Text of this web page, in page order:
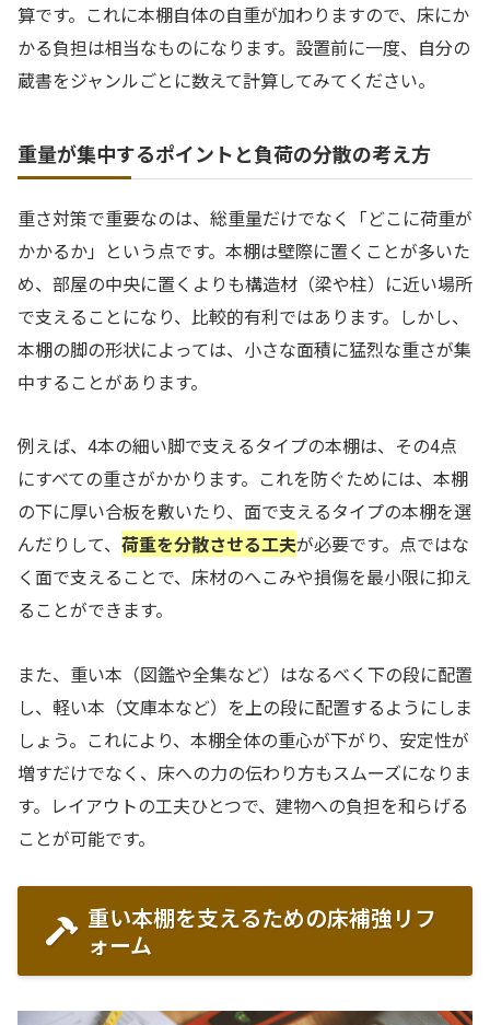
算です。これに本棚自体の自重が加わりますので、床にか
かる負担は相当なものになります。設置前に一度、自分の
蔵書をジャンルごとに数えて計算してみてください。
重量が集中するポイントと負荷の分散の考え方
重さ対策で重要なのは、総重量だけでなく「どこに荷重が
かかるか」という点です。本棚は壁際に置くことが多いた
め、部屋の中央に置くよりも構造材（梁や柱）に近い場所
で支えることになり、比較的有利ではあります。しかし、
本棚の脚の形状によっては、小さな面積に猛烈な重さが集
中することがあります。
例えば、4本の細い脚で支えるタイプの本棚は、その4点
にすべての重さがかかります。これを防ぐためには、本棚
の下に厚い合板を敷いたり、面で支えるタイプの本棚を選
んだりして、 荷重を分散させる工夫が必要です。点ではな
く面で支えることで、床材のへこみや損傷を最小限に抑え
ることができます。
また、重い本（図鑑や全集など）はなるべく下の段に配置
し、軽い本（文庫本など）を上の段に配置するようにしま
しょう。これにより、本棚全体の重心が下がり、安定性が
増すだけでなく、床への力の伝わり方もスムーズになりま
す。レイアウトの工夫ひとつで、建物への負担を和らげる
ことが可能です。
重い本棚を支えるための床補強リフ
ォーム